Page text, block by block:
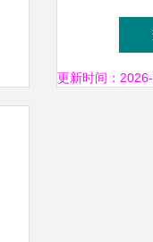
烟、复底
磁炉通用
更新时间：